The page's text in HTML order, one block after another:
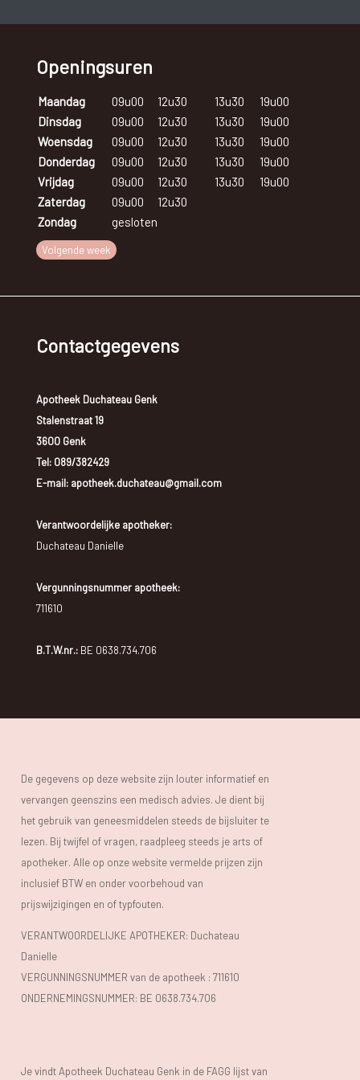
Door het wegvallen van de zwangerschapshormonen worden
de bloedsuikerwaarden weer normaal.
Openingsuren
Maandag 09u00 12u30 13u30
19u00
Dinsdag
09u00 12u30 13u30
19u00
Woensdag
09u00 12u30 13u30
19u00
Donderdag
09u00 12u30 13u30
19u00
Vrijdag
09u00 12u30 13u30
19u00
Zaterdag
09u00
12u30
Zondag
gesloten
Volgende week
Contactgegevens
Apotheek Duchateau Genk
Stalenstraat 19
3600 Genk
Tel: 089/382429
E-mail: apotheek.duchateau@gmail.com
Verantwoordelijke apotheker:
Duchateau Danielle
Vergunningsnummer apotheek:
711610
B.T.W.nr.:BE 0638.734.706
De gegevens op deze website zijn louter informatief en
vervangen geenszins een medisch advies. Je dient bij
het gebruik van geneesmiddelen steeds de bijsluiter te
lezen. Bij twijfel of vragen, raadpleeg steeds je arts of
apotheker. Alle op onze website vermelde prijzen zijn
inclusief BTW en onder voorbehoud van
prijswijzigingen en of typfouten.
VERANTWOORDELIJKE APOTHEKER: Duchateau
Danielle
VERGUNNINGSNUMMER van de apotheek : 711610
ONDERNEMINGSNUMMER: BE 0638.734.706
Je vindt Apotheek Duchateau Genk in de FAGG lijst van